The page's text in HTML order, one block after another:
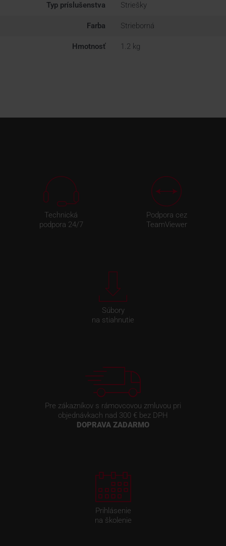
Typ príslušenstva Striešky
Farba Strieborná
Hmotnosť 1.2 kg
Technická
podpora 24/7
Podpora cez
TeamViewer
Súbory
na stiahnutie
Pre zákazníkov s rámovcovou zmluvou pri
objednávkach nad 300 € bez DPH
DOPRAVA ZADARMO
Prihlásenie
na školenie